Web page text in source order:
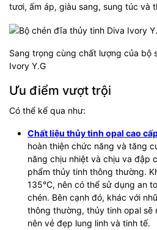
tươi, ấm áp, giàu sang, sung túc và
Sang trọng cùng chất lượng của bộ
Ivory Y.G
Ưu điểm vượt trội
Có thể kể qua như:
Chất liệu thủy tinh opal cao
hoàn thiện chức năng và tăng
năng chịu nhiệt và chịu va đập
phẩm thủy tinh thông thường.
135°C, nên có thể sử dụng an
chén. Bên cạnh đó, khác với
thông thường, thủy tinh opal sẽ
nên vẻ đẹp lung linh và tinh tế.